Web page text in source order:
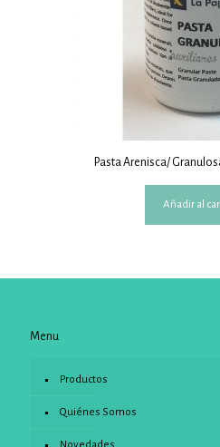
Pasta Arenisca/
Añadir al
Menu
Productos
Quiénes Somos